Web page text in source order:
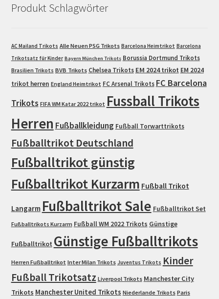
Produkt Schlagwörter
AC Mailand Trikots Alle Neuen PSG Trikots Barcelona Heimtrikot Barcelona
Trikotsatz für Kinder Bayern München Trikots Borussia Dortmund Trikots
Brasilien Trikots BVB Trikots Chelsea Trikots EM 2024 trikot EM 2024
trikot herren England Heimtrikot FC Arsenal Trikots FC Barcelona
Trikots FIFA WM Katar 2022 trikot Fussball Trikots
Herren Fußballkleidung Fußball Torwarttrikots
Fußballtrikot Deutschland
Fußballtrikot günstig
Fußballtrikot Kurzarm Fußball Trikot
Langarm Fußballtrikot Sale Fußballtrikot Set
Fußballtrikots Kurzarm Fußball WM 2022 Trikots Günstige
Fußballtrikot Günstige Fußballtrikots
Herren Fußballtrikot Inter Milan Trikots Juventus Trikots Kinder
Fußball Trikotsatz Liverpool Trikots Manchester City
Trikots Manchester United Trikots Niederlande Trikots Paris